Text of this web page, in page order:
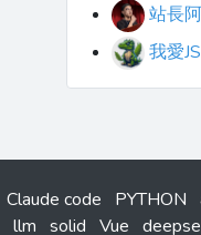
站長
我愛JS
Claude code PYTHON
llm solid Vue